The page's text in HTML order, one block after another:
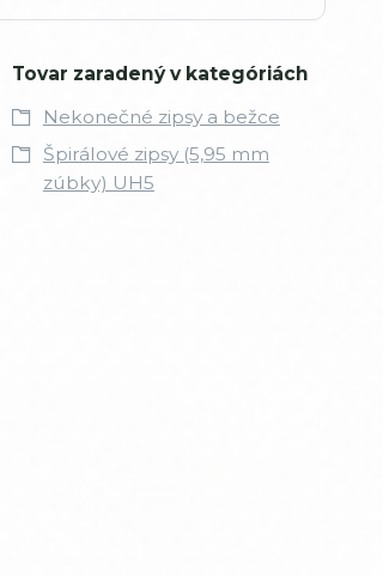
Tovar zaradený v kategóriách
Nekonečné zipsy a bežce
Špirálové zipsy (5,95 mm
zúbky) UH5